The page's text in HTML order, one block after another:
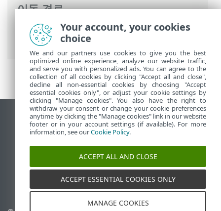
이동 경로
ESET 온라인 도움말>ESET Mail Security>
ESET Mail Security 활성화
데스크톱 사이트 보기
End of Life
ESET 지식 베이스
ESET Status Portal
국가별 지원
Your account, your cookies
choice
We and our partners use cookies to give you the best
optimized online experience, analyze our website traffic,
and serve you with personalized ads. You can agree to the
collection of all cookies by clicking "Accept all and close",
decline all non-essential cookies by choosing "Accept
essential cookies only", or adjust your cookie settings by
clicking "Manage cookies". You also have the right to
withdraw your consent or change your cookie preferences
anytime by clicking the "Manage cookies" link in our website
footer or in your account settings (if available). For more
information, see ourCookie Policy.
ACCEPT ALL AND CLOSE
ACCEPT ESSENTIAL COOKIES ONLY
MANAGE COOKIES